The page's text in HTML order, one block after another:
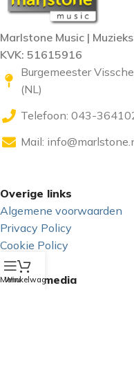
Marlstone Music |
KVK: 51615916
Burgemeester
(NL)
Telefoon: 043-
Mail:
Overige links
Algemene voorwaarden
Privacy Policy
Cookie Policy
GDPR
Sociale media
Menu
Winkelwagen